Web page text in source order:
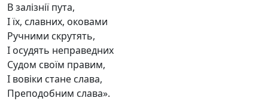
В залізнії пута,
І їх, славних, оковами
Ручними скрутять,
І осудять неправедних
Судом своїм правим,
І вовіки стане слава,
Преподобним слава».